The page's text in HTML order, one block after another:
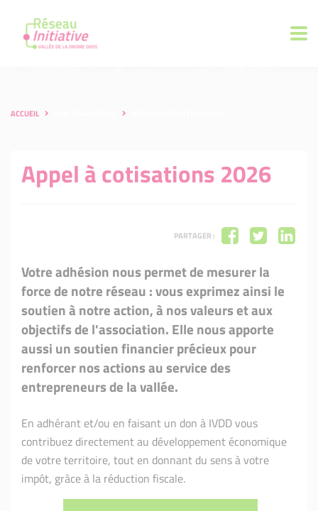
ACCUEIL
Appel à cotisations 2026
PARTAGER :
Votre adhésion nous permet de mesurer la
force de notre réseau : vous exprimez ainsi le
soutien à notre action, à nos valeurs et aux
objectifs de l'association. Elle nous apporte
aussi un soutien financier précieux pour
renforcer nos actions au service des
entrepreneurs de la vallée.
En adhérant et/ou en faisant un don à IVDD vous
contribuez directement au développement économique
de votre territoire, tout en donnant du sens à votre
impôt, grâce à la réduction fiscale.